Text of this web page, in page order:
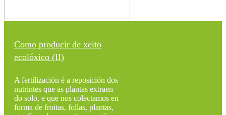
Como producir de xeito
ecolóxico (II)
A fertilización é a reposición dos
nutrintes que as plantas extraen
do solo, e que nos colectamos en
forma de froitas, follas, plantas,